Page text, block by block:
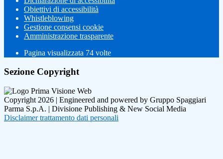
Obiettivi di accessibilità
Whistleblowing
Gestione consensi cookie
Amministrazione trasparente
Pagina visualizzata 74 volte
Sezione Copyright
Copyright 2026 | Engineered and powered by Gruppo Spaggiari
Parma S.p.A. | Divisione Publishing & New Social Media
Disclaimer trattamento dati personali